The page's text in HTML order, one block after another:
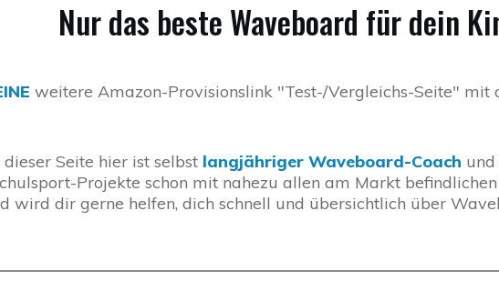
Nur das beste Waveboard für dein
weitere Amazon-Provisionslink "Test-/Vergleichs-Seite" mit
Seite hier ist selbst langjähriger Waveboard-Coach
Projekte schon mit nahezu allen am Markt
wird dir gerne helfen, dich schnell und übersichtlich über